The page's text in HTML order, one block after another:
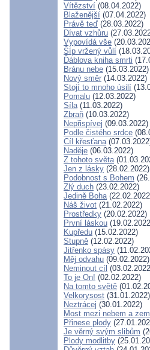
Vítězství (08.04.2022)
Blaženější (07.04.2022)
Právě teď (28.03.2022)
Dívat vzhůru
Vypovídá vše
Šíp vržený vůlí
Ďáblova kniha smrti
Bránu nebe (15.03.2022)
Nový směr (14.03.2022)
Stojí to mnoho úsilí
Pomalu (12.03.2022)
Síla(11.03.2022)
Zbraň (10.03.2022)
Nepřispívej (09.03.2022)
Podle čistého srdce
Cíl křesťana
Naděje (06.03.2022)
Z tohoto světa
Jen z lásky (28.02.2022)
Podobnost s Bohem
Zlý duch (23.02.2022)
Jedině Boha
Náš život (21.02.2022)
Prostředky (20.02.2022)
První láskou
Kupředu (15.02.2022)
Stupně (12.02.2022)
Jitřenko spásy
Měj odvahu (09.02.2022)
Neminout cíl
To je On! (02.02.2022)
Na tomto světě
Velkorysost (31.01.2022)
Neztrácej (30.01.2022)
Most mezi nebem a
Přinese plody
Je věrný svým slibům
Plody modlitby